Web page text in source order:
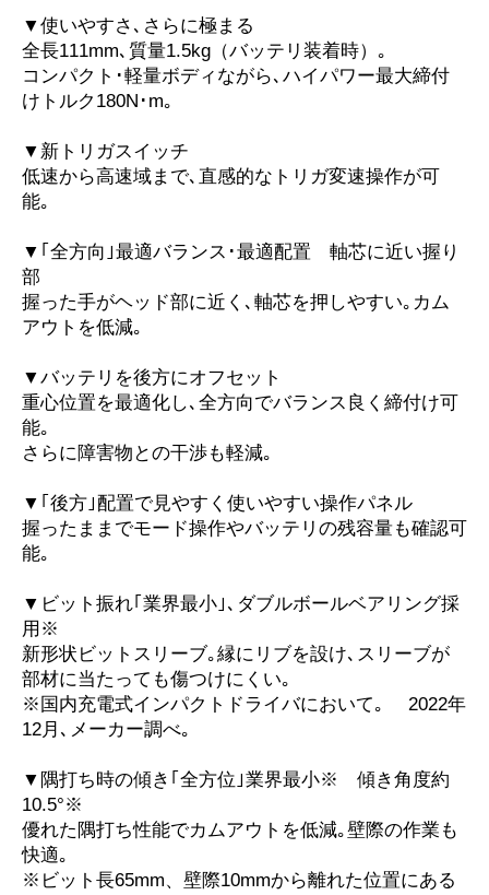
▼使いやすさ､さらに極まる
全長111mm､質量1.5kg（バッテリ装着時）｡
コンパクト･軽量ボディながら､ハイパワー最大締付
けトルク180N･m｡
▼新トリガスイッチ
低速から高速域まで､直感的なトリガ変速操作が可
能｡
▼｢全方向｣最適バランス･最適配置 軸芯に近い握り
部
握った手がヘッド部に近く､軸芯を押しやすい｡カム
アウトを低減｡
▼バッテリを後方にオフセット
重心位置を最適化し､全方向でバランス良く締付け可
能｡
さらに障害物との干渉も軽減｡
▼｢後方｣配置で見やすく使いやすい操作パネル
握ったままでモード操作やバッテリの残容量も確認可
能｡
▼ビット振れ｢業界最小｣､ダブルボールベアリング採
用※
新形状ビットスリーブ｡縁にリブを設け､スリーブが
部材に当たっても傷つけにくい｡
※国内充電式インパクトドライバにおいて｡ 2022年
12月､メーカー調べ｡
▼隅打ち時の傾き｢全方位｣業界最小※ 傾き角度約
10.5°※
優れた隅打ち性能でカムアウトを低減｡壁際の作業も
快適｡
※ビット長65mm、壁際10mmから離れた位置にある